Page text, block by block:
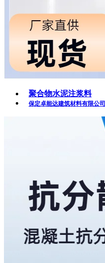
聚合物水泥注浆料
保定卓能达建筑材料有限公司